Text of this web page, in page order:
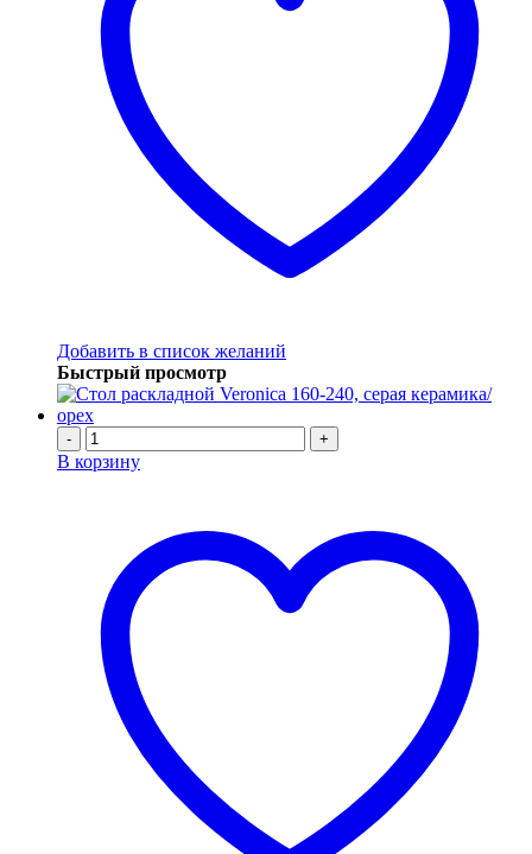
Добавить в список желаний
Быстрый просмотр
- +
В корзину